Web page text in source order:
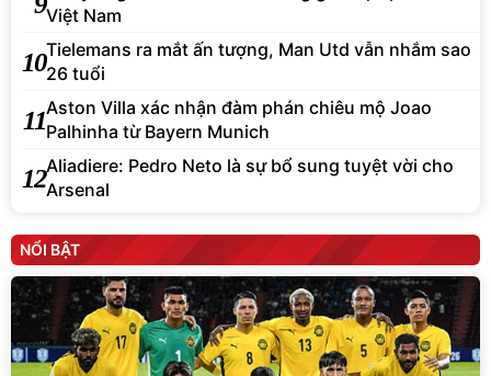
Việt Nam
10Tielemans ra mắt ấn tượng, Man Utd vẫn nhắm sao
26 tuổi
11Aston Villa xác nhận đàm phán chiêu mộ Joao
Palhinha từ Bayern Munich
12Aliadiere: Pedro Neto là sự bổ sung tuyệt vời cho
Arsenal
NỔI BẬT